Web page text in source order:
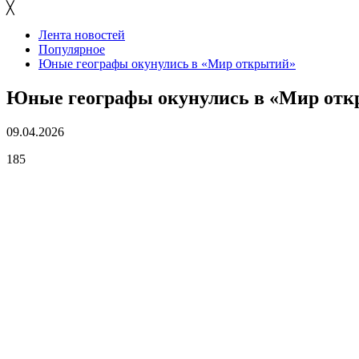
╳
Лента новостей
Популярное
Юные географы окунулись в «Мир открытий»
Юные географы окунулись в «Мир
09.04.2026
185